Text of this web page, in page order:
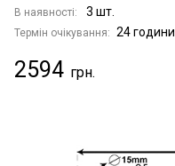
В наявності: 3 шт.
Термін очікування: 24 години
2594